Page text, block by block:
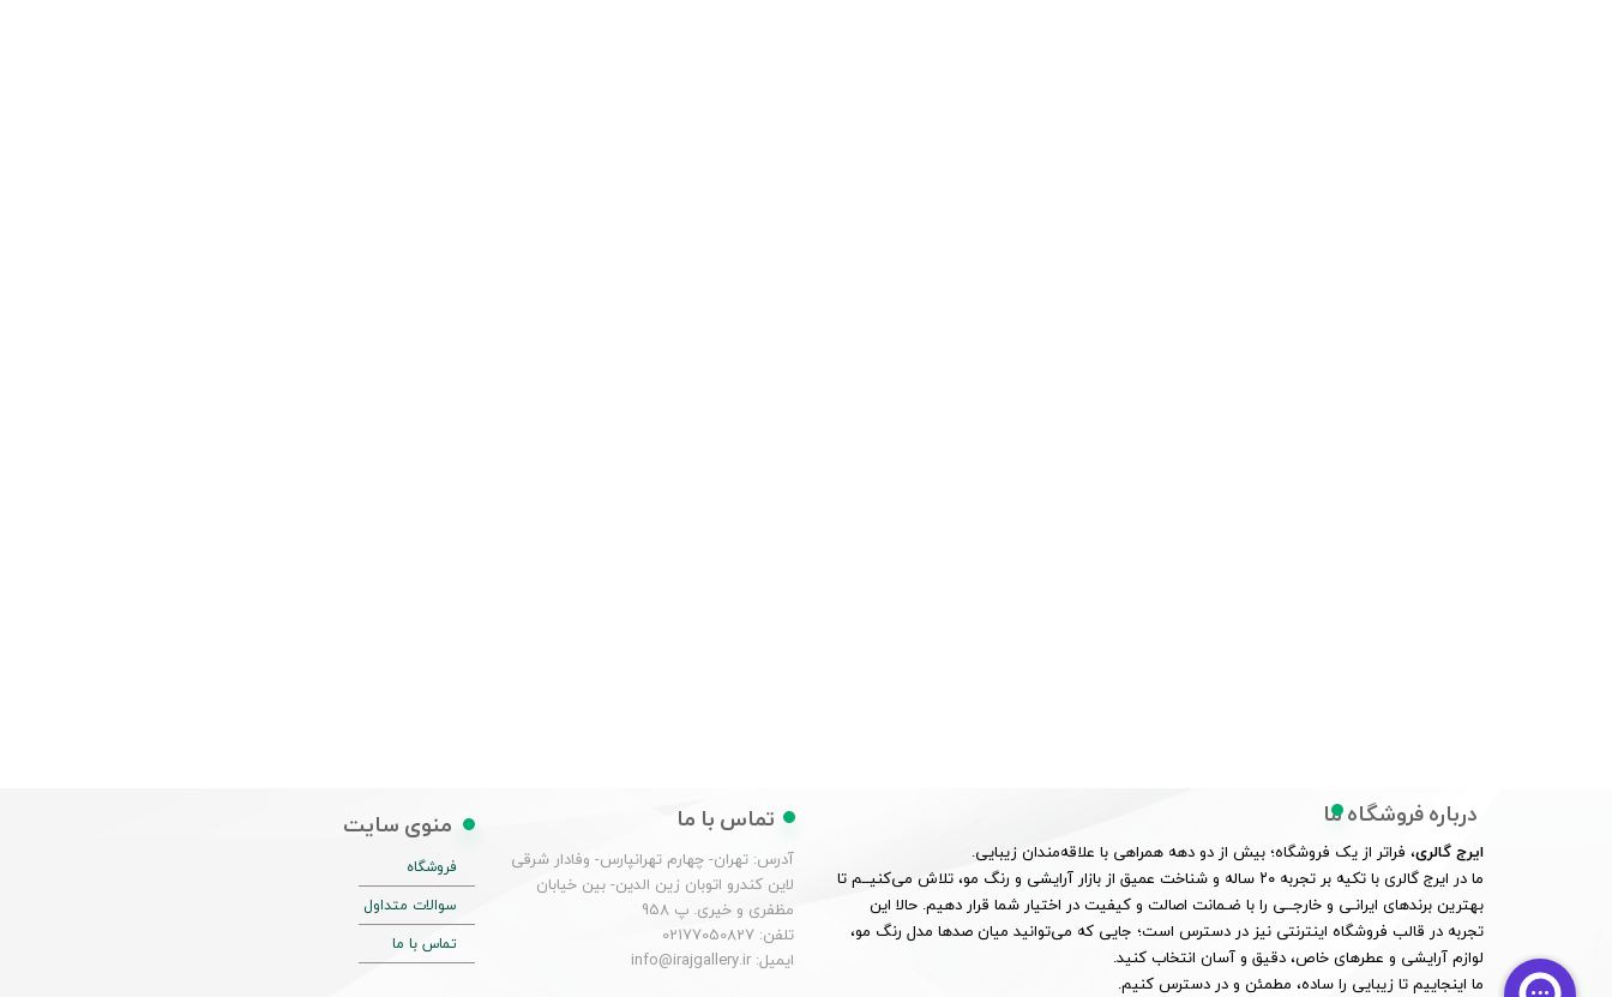
درباره فروشگاه ما
ایرج گالری، فراتر از یک فروشگاه؛ بیش از دو دهه همراهی با علاقه‌مندان زیبایی.
ما در ایرج گالری با تکیه بر تجربه ۲۰ ساله و شناخت عمیق از بازار آرایشی و رنگ مو، تلاش می‌کنیــم تا
بهترین برندهای ایرانـی و خارجــی را با ضـمانت اصالت و کیفیت در اختیار شما قرار دهیم. حالا این
تجربه در قالب فروشگاه اینترنتی نیز در دسترس است؛ جایی که می‌توانید میان صدها مدل رنگ مو،
لوازم آرایشی و عطرهای خاص، دقیق و آسان انتخاب کنید.
ما اینجاییم تا زیبایی را ساده، مطمئن و در دسترس کنیم.
منوی سایت
فروشگاه
سوالات متداول
تماس با ما
تماس با ما
آدرس: تهران- چهارم تهرانپارس- وفادار شرقی
لاین کندرو اتوبان زین الدین- بین خیابان
مظفری و خیری. پ 958
تلفن: 02177050827
ایمیل: info@irajgallery.ir